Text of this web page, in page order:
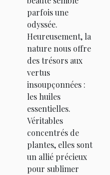
parfois une
odyssée.
Heureusement, la
nature nous offre
des trésors aux
vertus
insoupçonnées :
les huiles
essentielles.
Véritables
concentrés de
plantes, elles sont
un allié précieux
pour sublimer